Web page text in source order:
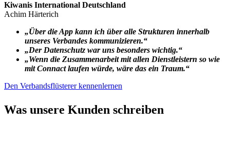
Kiwanis International Deutschland
Achim Härterich
„Über die App kann ich über alle Strukturen innerhalb
unseres Verbandes kommunizieren.“
„Der Datenschutz war uns besonders wichtig.“
„Wenn die Zusammenarbeit mit allen Dienstleistern so wie
mit Connact laufen würde, wäre das ein Traum.“
Den Verbandsflüsterer kennenlernen
Was unsere Kunden schreiben